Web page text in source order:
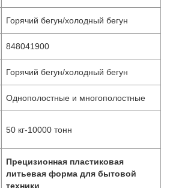
Горячий бегун/холодный бегун
848041900
Горячий бегун/холодный бегун
Однополостные и многополостные
50 кг-10000 тонн
Прецизионная пластиковая
литьевая форма для бытовой
техники